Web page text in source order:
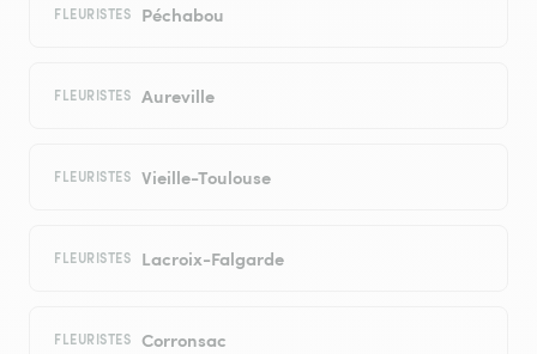
FLEURISTES Péchabou
FLEURISTES Aureville
FLEURISTES Vieille-Toulouse
FLEURISTES Lacroix-Falgarde
FLEURISTES Corronsac